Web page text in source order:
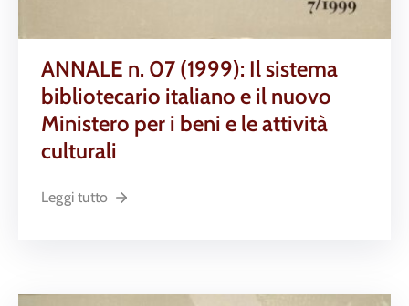
ANNALE n. 07 (1999): Il sistema
bibliotecario italiano e il nuovo
Ministero per i beni e le attività
culturali
Leggi tutto